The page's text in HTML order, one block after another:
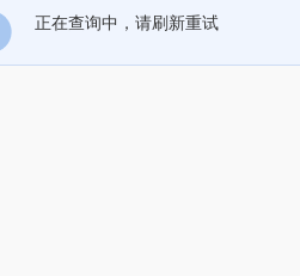
正在查询中，请刷新重试